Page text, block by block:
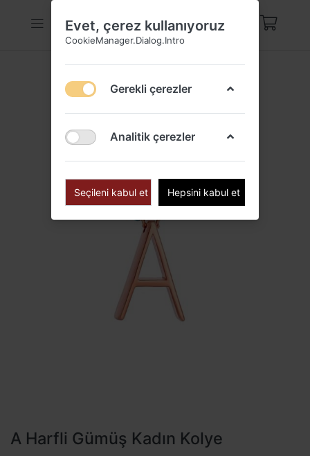
A Harfli Gümüş Kadın Kolye
Evet, çerez kullanıyoruz
CookieManager.Dialog.Intro
Gerekli çerezler
Analitik çerezler
Seçileni kabul et Hepsini kabul et